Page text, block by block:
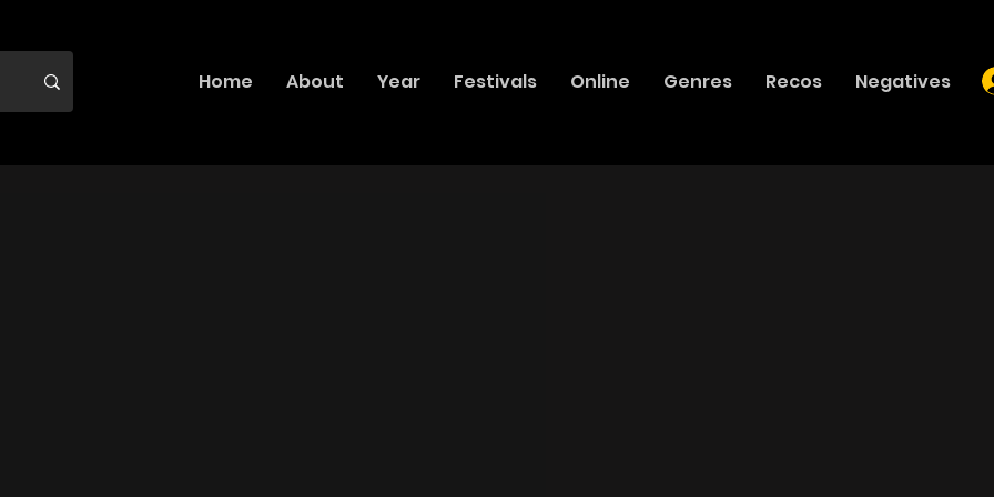
Home About Year Festivals Online Genres Recos Negatives